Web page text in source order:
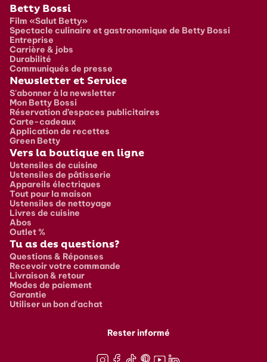
Pied de page
Betty Bossi
Film «Salut Betty»
Spectacle culinaire et gastronomique de Betty Bossi
Entreprise
Carrière & jobs
Durabilité
Communiqués de presse
Newsletter et Service
S'abonner à la newsletter
Mon Betty Bossi
Réservation d’espaces publicitaires
Carte-cadeaux
Application de recettes
Green Betty
Vers la boutique en ligne
Ustensiles de cuisine
Ustensiles de pâtisserie
Appareils électriques
Tout pour la maison
Ustensiles de nettoyage
Livres de cuisine
Abos
Outlet %
Tu as des questions?
Questions & Réponses
Recevoir votre commande
Livraison & retour
Modes de paiement
Garantie
Utiliser un bon d'achat
Rester informé